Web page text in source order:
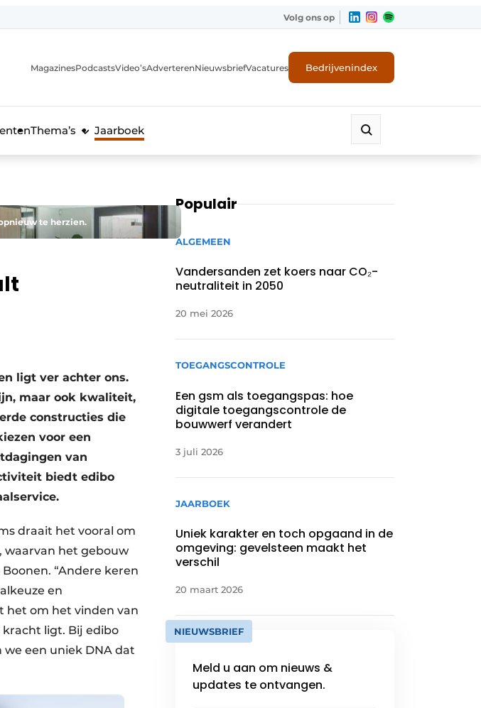
Volg ons op
MagazinesPodcastsVideo’sAdverterenNieuwsbriefVacatures Bedrijvenindex
Thema’s Jaarboek
te herzien.
ligt ver achter ons.
maar ook kwaliteit,
constructies die
voor een
van
biedt edibo
draait het vooral om
waarvan het gebouw
“Andere keren
en
het om het vinden van
kracht ligt. Bij edibo
we een uniek DNA dat
Populair
ALGEMEEN
Vandersanden zet koers naar CO₂-
neutraliteit in 2050
20 mei 2026
TOEGANGSCONTROLE
Een gsm als toegangspas: hoe
digitale toegangscontrole de
bouwwerf verandert
3 juli 2026
JAARBOEK
Uniek karakter en toch opgaand in de
omgeving: gevelsteen maakt het
verschil
20 maart 2026
NIEUWSBRIEF
Meld u aan om nieuws &
updates te ontvangen.